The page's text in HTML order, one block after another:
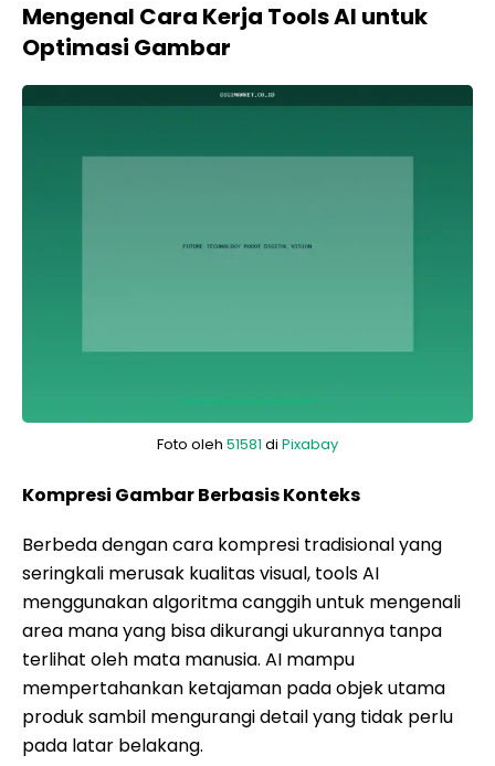
Mengenal Cara Kerja Tools AI untuk
Optimasi Gambar
Foto oleh 51581 di Pixabay
Kompresi Gambar Berbasis Konteks
Berbeda dengan cara kompresi tradisional yang
seringkali merusak kualitas visual, tools AI
menggunakan algoritma canggih untuk mengenali
area mana yang bisa dikurangi ukurannya tanpa
terlihat oleh mata manusia. AI mampu
mempertahankan ketajaman pada objek utama
produk sambil mengurangi detail yang tidak perlu
pada latar belakang.